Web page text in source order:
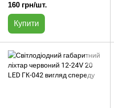
160 грн/шт.
Купити